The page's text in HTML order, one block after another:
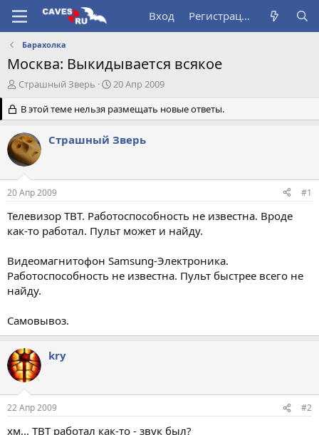
Вход Регистрация
Барахолка
Москва: Выкидывается всякое
А
т
о
р
т
е
м
Страшный Зверь
Д
т
а
н
а
а
20 Апр 2009
В этой теме нельзя размещать новые ответы.
Страшный Зверь
20 Апр 2009 #1
Телевизор ТВТ. Работоспособность не известна. Вроде
как-то работал. Пульт может и найду.
Видеомагнитофон Samsung-Электроника.
Работоспособность не известна. Пульт быстрее всего не
найду.
Самовывоз.
kry
22 Апр 2009 #2
хм... ТВТ работал как-то - звук был?